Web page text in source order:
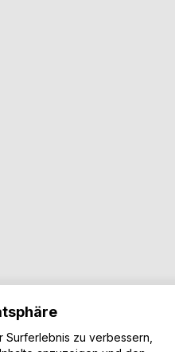
zu verbessern,